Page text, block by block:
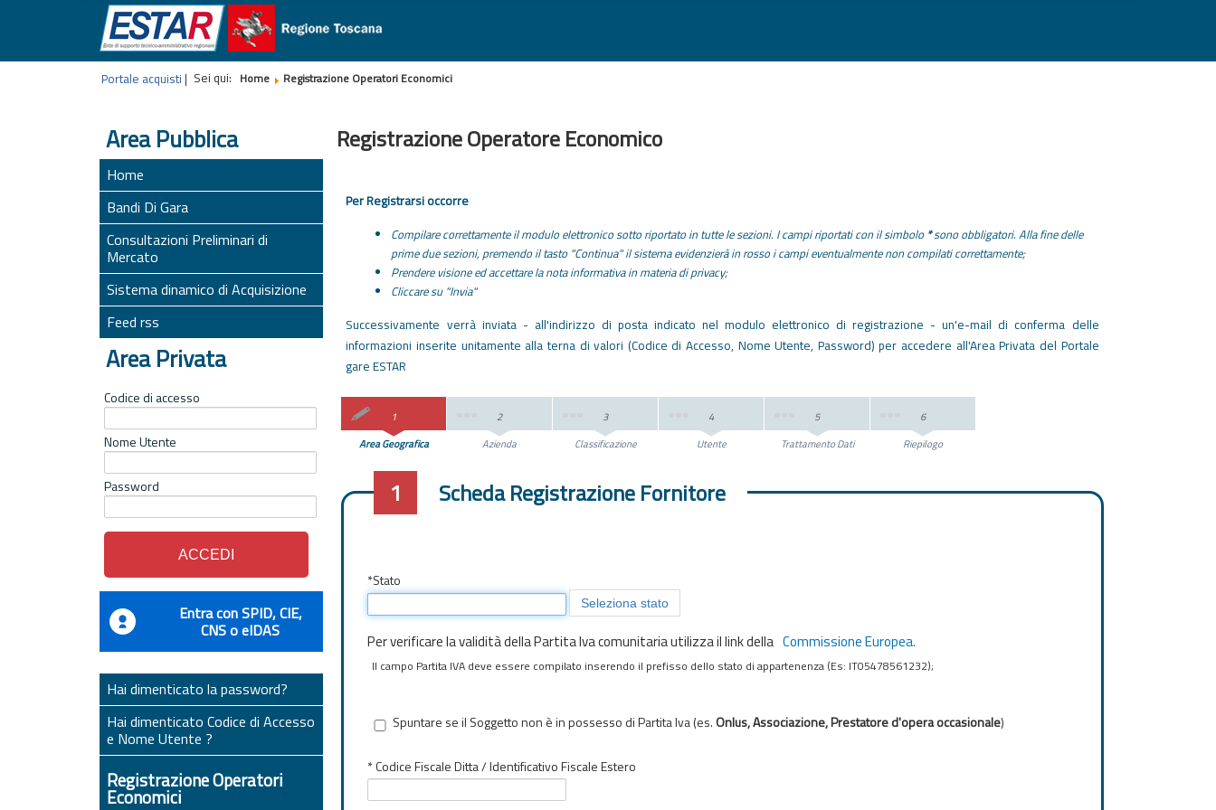
Portale acquisti | Sei qui: Home Registrazione Operatori Economici
Area Pubblica
Home
Bandi Di Gara
Consultazioni Preliminari di
Mercato
Sistema dinamico di Acquisizione
Feed rss
Area Privata
Codice di accesso
Nome Utente
Password
Entra con SPID, CIE,
CNS o eIDAS
Hai dimenticato la password?
Hai dimenticato Codice di Accesso
e Nome Utente ?
Registrazione Operatori
Economici
Registrazione Operatore Economico
Per Registrarsi occorre
Compilare correttamente il modulo elettronico sotto riportato in tutte le sezioni. I campi riportati con il simbolo *sono obbligatori. Alla fine delle
prime due sezioni, premendo il tasto "Continua" il sistema evidenzierà in rosso i campi eventualmente non compilati correttamente;
Prendere visione ed accettare la nota informativa in materia di privacy;
Cliccare su "Invia"
Successivamente verrà inviata - all'indirizzo di posta indicato nel modulo elettronico di registrazione - un'e-mail di conferma delle
informazioni inserite unitamente alla terna di valori (Codice di Accesso, Nome Utente, Password) per accedere all'Area Privata del Portale
gare ESTAR
1
Area Geografica
2
Azienda
3
Classificazione
4
Utente
5
Trattamento Dati
6
Riepilogo
Registrazione
1 Scheda Registrazione Fornitore
*Stato
Seleziona stato
Per verificare la validità della Partita Iva comunitaria utilizza il link della Commissione Europea.
Il campo Partita IVA deve essere compilato inserendo il prefisso dello stato di appartenenza (Es: IT05478561232);
Spuntare se il Soggetto non è in possesso di Partita Iva (es.Onlus, Associazione, Prestatore d'opera occasionale)
* Codice Fiscale Ditta / Identificativo Fiscale Estero